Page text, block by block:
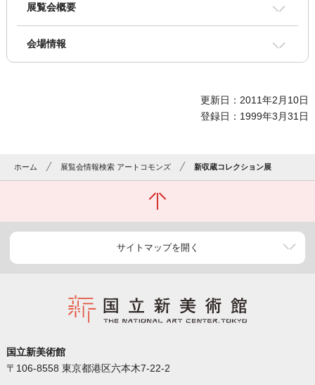
展覧会概要
会場情報
更新日：2011年2月10日
登録日：1999年3月31日
ホーム 展覧会情報検索 アートコモンズ 新収蔵コレクション展
サイトマップを開く
国立新美術館
〒106-8558 東京都港区六本木7-22-2